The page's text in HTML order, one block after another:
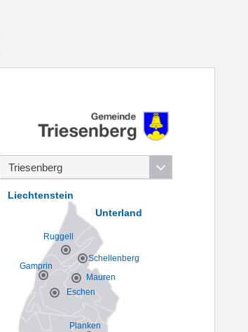
Planken
Eschen
Gamprin
Mauren
Ruggell
Schellenberg
Unterland
Liechtenstein